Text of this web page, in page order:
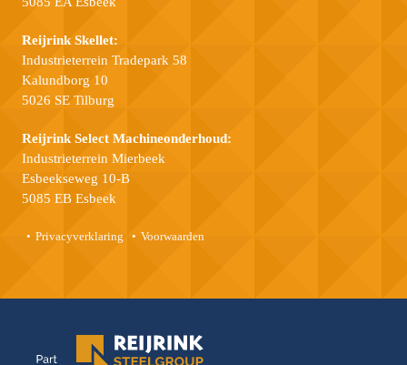
Reijrink Skellet:
Industrieterrein Tradepark 58
Kalundborg 10
5026 SE Tilburg
Reijrink Select Machineonderhoud:
Industrieterrein Mierbeek
Esbeekseweg 10-B
5085 EB Esbeek
Privacyverklaring Voorwaarden